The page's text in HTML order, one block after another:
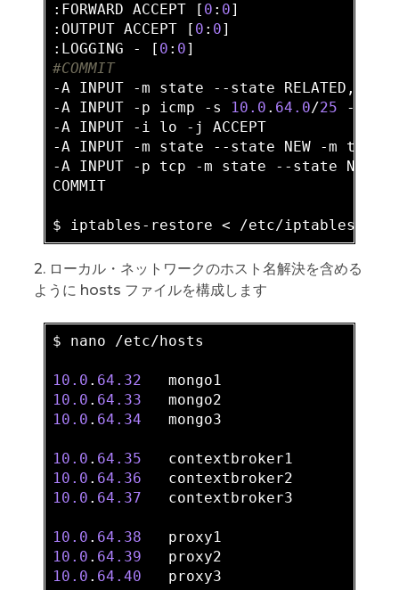
:FORWARD ACCEPT [ 0 : 0]
:OUTPUT ACCEPT [ 0 : 0]
:LOGGING - [ 0 : 0
#COMMIT
-A INPUT -m state --state
-A INPUT -p icmp
-s 10.0 . 64.0/25 -j
-A INPUT -i lo -j ACCEPT
-A INPUT -m state --state NEW -m
-A INPUT -p tcp -m state --state NEW
COMMIT
2. ローカル・ネットワークのホスト名解決を含める
ように hosts ファイルを構成します
$ nano /etc/hosts
10.0 . 64.32
10.0 . 64.33
10.0 . 64.34
   mongo3
10.0 . 64.35
10.0 . 64.36
10.0 . 64.37
   contextbroker3
10.0 . 64.38
10.0 . 64.39
10.0 . 64.40